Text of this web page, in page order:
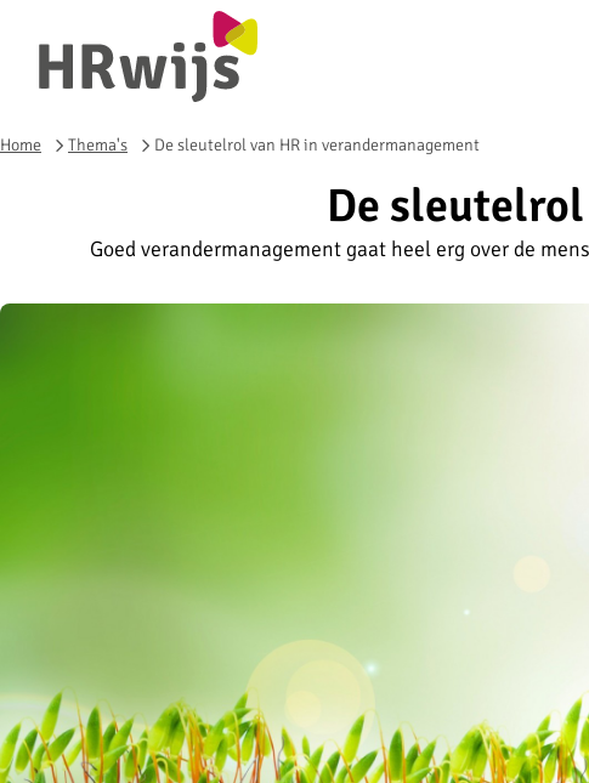
Home Thema's De sleutelrol van HR in verandermanagement
De
Goed verandermanagement gaat heel erg over de